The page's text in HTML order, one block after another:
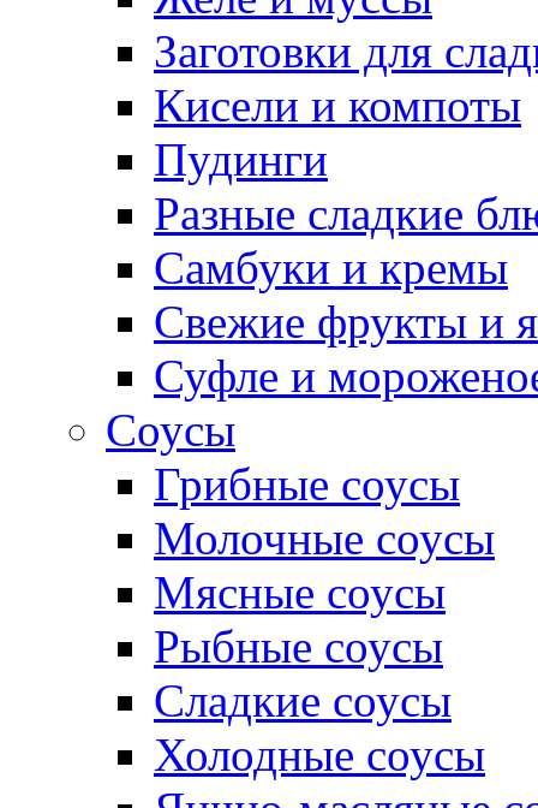
Заготовки для
Кисели и компоты
Пудинги
Разные сладкие
Самбуки и кремы
Свежие фрукты и
Суфле и
Соусы
Грибные соусы
Молочные соусы
Мясные соусы
Рыбные соусы
Сладкие соусы
Холодные соусы